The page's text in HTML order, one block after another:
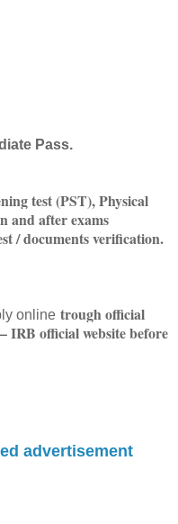
Pass.
test (PST), Physical
and after exams
/ documents verification.
online trough official
IRB official website before
advertisement